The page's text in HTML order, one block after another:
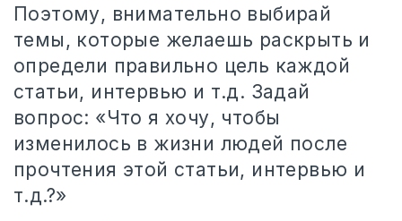
Поэтому, внимательно выбирай
темы, которые желаешь раскрыть и
определи правильно цель каждой
статьи, интервью и т.д. Задай
вопрос: «Что я хочу, чтобы
изменилось в жизни людей после
прочтения этой статьи, интервью и
т.д.?»